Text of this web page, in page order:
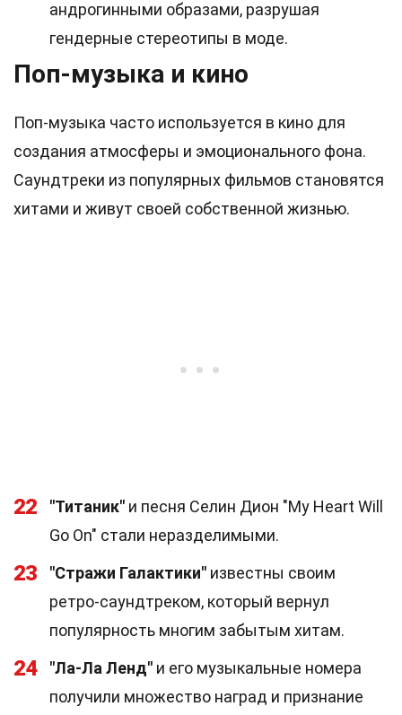
андрогинными образами, разрушая
гендерные стереотипы в моде.
Поп-музыка и кино
Поп-музыка часто используется в кино для
создания атмосферы и эмоционального фона.
Саундтреки из популярных фильмов становятся
хитами и живут своей собственной жизнью.
22 "Титаник" и песня Селин Дион "My Heart Will
Go On" стали неразделимыми.
23 "Стражи Галактики" известны своим
ретро-саундтреком, который вернул
популярность многим забытым хитам.
24 "Ла-Ла Ленд" и его музыкальные номера
получили множество наград и признание